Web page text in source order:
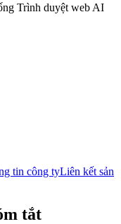
Trình duyệt web AI
tin công tyLiên kết sản
tắt